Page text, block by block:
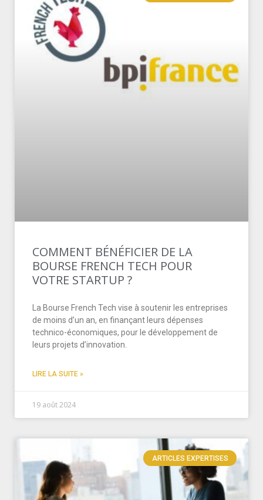
COMMENT BÉNÉFICIER DE LA
BOURSE FRENCH TECH POUR
VOTRE STARTUP ?
La Bourse French Tech vise à soutenir les entreprises
de moins d’un an, en finançant leurs dépenses
technico-économiques, pour le développement de
leurs projets d’innovation.
LIRE LA SUITE »
19 août 2024
ARTICLES EXPERTISES